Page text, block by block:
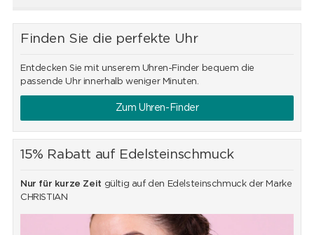
Finden Sie die perfekte Uhr
Entdecken Sie mit unserem Uhren-Finder bequem die
passende Uhr innerhalb weniger Minuten.
Zum Uhren-Finder
15% Rabatt auf Edelsteinschmuck
Nur für kurze Zeit gültig auf den Edelsteinschmuck der Marke
CHRISTIAN